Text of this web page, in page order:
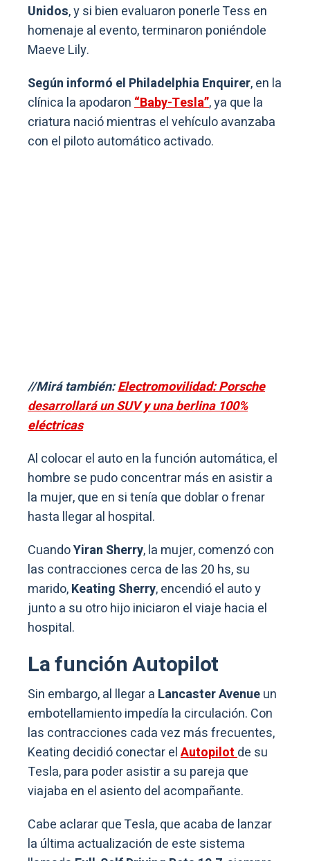
Unidos, y si bien evaluaron ponerle Tess en
homenaje al evento, terminaron poniéndole
Maeve Lily.
Según informó el Philadelphia Enquirer, en la
clínica la apodaron“Baby-Tesla”, ya que la
criatura nació mientras el vehículo avanzaba
con el piloto automático activado.
//Mirá también:Electromovilidad: Porsche
desarrollará un SUV y una berlina 100%
eléctricas
Al colocar el auto en la función automática, el
hombre se pudo concentrar más en asistir a
la mujer, que en si tenía que doblar o frenar
hasta llegar al hospital.
CuandoYiran Sherry, la mujer, comenzó con
las contracciones cerca de las 20 hs, su
marido,Keating Sherry, encendió el auto y
junto a su otro hijo iniciaron el viaje hacia el
hospital.
La función Autopilot
Sin embargo, al llegar a Lancaster Avenueun
embotellamiento impedía la circulación. Con
las contracciones cada vez más frecuentes,
Keating decidió conectar elAutopilotde su
Tesla, para poder asistir a su pareja que
viajaba en el asiento del acompañante.
Cabe aclarar que Tesla, que acaba de lanzar
la última actualización de este sistema